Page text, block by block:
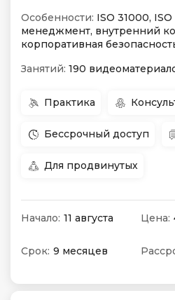
Особенности: ISO 31000,
менеджмент, внутренний
корпоративная
Занятий: 190
Практика
Бессрочный доступ
Для продвинутых
Начало: 11 августа Цена:
Срок: 9 месяцев